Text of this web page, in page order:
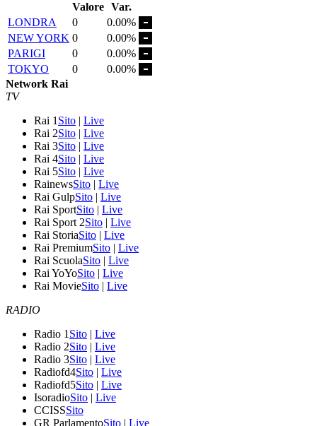
Valore Var.
LONDRA
0
0.00%
NEW YORK 0
0.00%
PARIGI
0
0.00%
TOKYO
0
0.00%
Network Rai
TV
Rai 1 Sito | Live
Rai 2Sito | Live
Rai 3Sito | Live
Rai 4Sito | Live
Rai 5Sito | Live
RainewsSito | Live
Rai GulpSito | Live
Rai SportSito | Live
Rai Sport 2Sito | Live
Rai StoriaSito | Live
Rai PremiumSito | Live
Rai ScuolaSito | Live
Rai YoYoSito | Live
Rai MovieSito | Live
RADIO
Radio 1 Sito | Live
Radio 2Sito | Live
Radio 3Sito | Live
Radiofd4Sito | Live
Radiofd5Sito | Live
IsoradioSito | Live
CCISSSito
GR ParlamentoSito | Live